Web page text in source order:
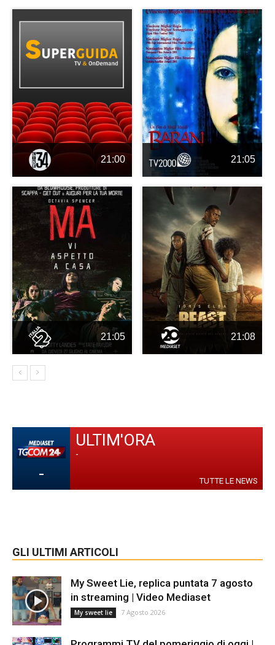
21:00 21:05
21:05 21:08
-
ULTIM'ORA
-
TUTTE LE NEWS
GLI ULTIMI ARTICOLI
My Sweet Lie, replica puntata 7 agosto
in streaming | Video Mediaset
My sweet lie 7 Agosto 2026